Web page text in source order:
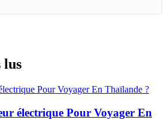
lus
électrique Pour Voyager En